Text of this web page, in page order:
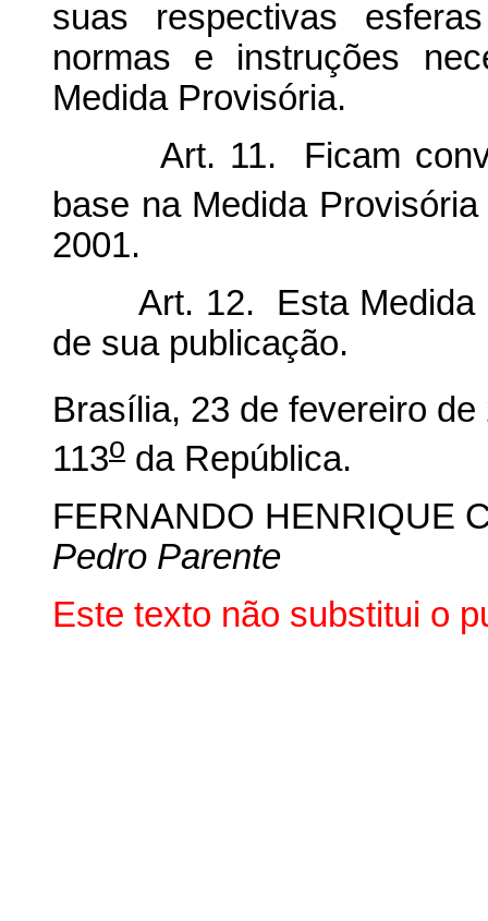
suas respectivas
normas e instruções
Medida Provisória.
Art. 11. Ficam
base na Medida Provisória
2001.
Art. 12. Esta Medida
de sua publicação.
Brasília, 23 de fevereiro de
113o da República.
FERNANDO HENRIQUE
Pedro Parente
Este texto não substitui o